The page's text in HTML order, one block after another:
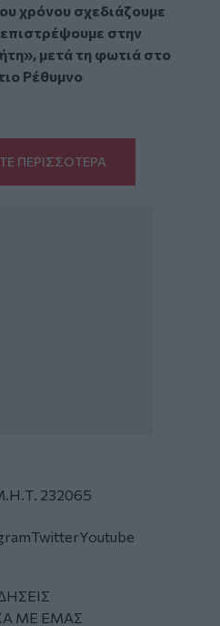
χρόνου σχεδιάζουμε
στην
μετά τη φωτιά στο
Ρέθυμνο
ΠΕΡΙΣΣΟΤΕΡΑ
232065
TwitterYoutube
ΜΕ ΕΜΑΣ